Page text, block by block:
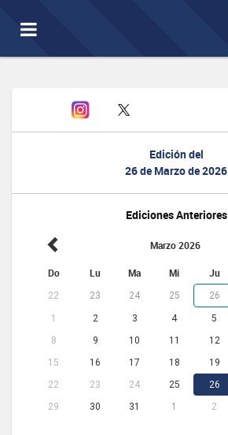
Toggle
navigation
Edición del
26 de Marzo de 2026
Ediciones Anteriores
Marzo 2026
Do Lu Ma Mi Ju
22 23 24 25 26
1 2 3 4 5
8
9 10 11 12
15
16 17 18 19
22
23 24 25 26
29
30 31 1 2